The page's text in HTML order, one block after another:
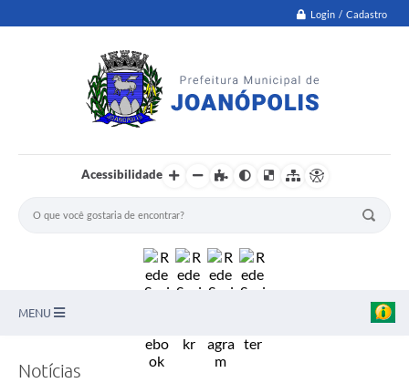
Login / Cadastro
Acessibilidade
MENU
Notícias